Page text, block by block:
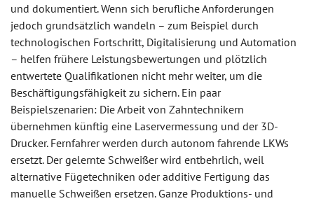
und dokumentiert. Wenn sich berufliche Anforderungen
jedoch grundsätzlich wandeln – zum Beispiel durch
technologischen Fortschritt, Digitalisierung und Automation
– helfen frühere Leistungsbewertungen und plötzlich
entwertete Qualifikationen nicht mehr weiter, um die
Beschäftigungsfähigkeit zu sichern. Ein paar
Beispielszenarien: Die Arbeit von Zahntechnikern
übernehmen künftig eine Laservermessung und der 3D-
Drucker. Fernfahrer werden durch autonom fahrende LKWs
ersetzt. Der gelernte Schweißer wird entbehrlich, weil
alternative Fügetechniken oder additive Fertigung das
manuelle Schweißen ersetzen. Ganze Produktions- und